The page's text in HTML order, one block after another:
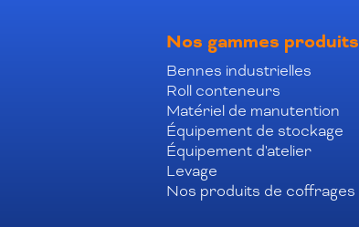
Nos gammes produits
Bennes industrielles
Roll conteneurs
Matériel de manutention
Équipement de stockage
Équipement d'atelier
Levage
Nos produits de coffrages